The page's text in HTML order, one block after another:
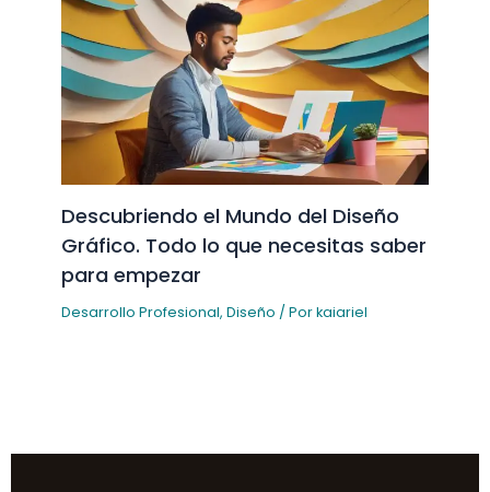
Descubriendo el Mundo del Diseño
Gráfico. Todo lo que necesitas saber
para empezar
Desarrollo Profesional,Diseño / Porkaiariel